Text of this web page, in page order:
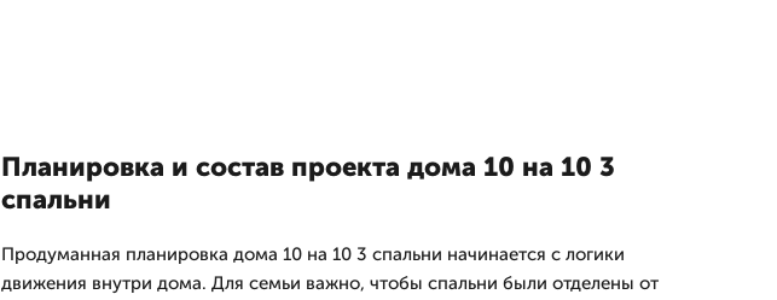
Планировка и состав проекта дома 10 на 10 3
спальни
Продуманная планировка дома 10 на 10 3 спальни начинается с логики
движения внутри дома. Для семьи важно, чтобы спальни были отделены от